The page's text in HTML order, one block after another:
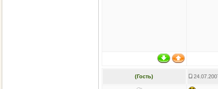
(Гость)